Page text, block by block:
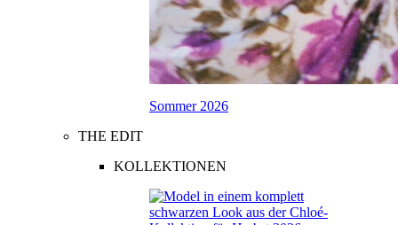
Sommer 2026
THE EDIT
KOLLEKTIONEN